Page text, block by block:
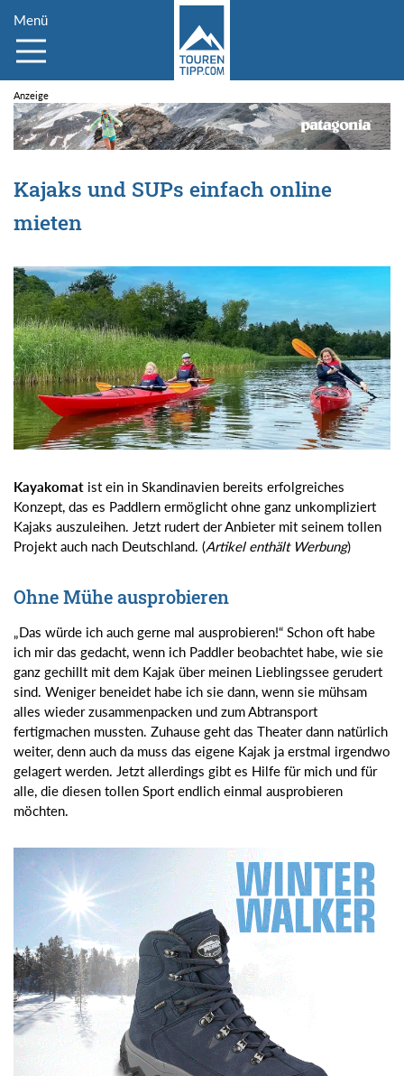
Menü
Kajaks und SUPs einfach online
mieten
Kayakomat ist ein in Skandinavien bereits erfolgreiches
Konzept, das es Paddlern ermöglicht ohne ganz unkompliziert
Kajaks auszuleihen. Jetzt rudert der Anbieter mit seinem tollen
Projekt auch nach Deutschland. (Artikel enthält Werbung)
Ohne Mühe ausprobieren
„Das würde ich auch gerne mal ausprobieren!“ Schon oft habe
ich mir das gedacht, wenn ich Paddler beobachtet habe, wie sie
ganz gechillt mit dem Kajak über meinen Lieblingssee gerudert
sind. Weniger beneidet habe ich sie dann, wenn sie mühsam
alles wieder zusammenpacken und zum Abtransport
fertigmachen mussten. Zuhause geht das Theater dann natürlich
weiter, denn auch da muss das eigene Kajak ja erstmal irgendwo
gelagert werden. Jetzt allerdings gibt es Hilfe für mich und für
alle, die diesen tollen Sport endlich einmal ausprobieren
möchten.